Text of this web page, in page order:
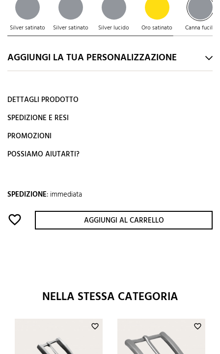
Silver satinato Silver satinato Silver lucido Oro satinato Canna fucile
AGGIUNGI LA TUA PERSONALIZZAZIONE
DETTAGLI PRODOTTO
SPEDIZIONE E RESI
PROMOZIONI
POSSIAMO AIUTARTI?
SPEDIZIONE: immediata
favorite_border AGGIUNGI AL CARRELLO
NELLA STESSA CATEGORIA
favorite_border favorite_border